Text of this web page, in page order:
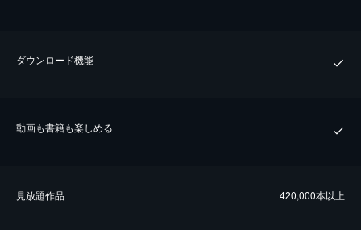
ダウンロード機能
動画も書籍も楽しめる
⾒放題作品 420,000本以上